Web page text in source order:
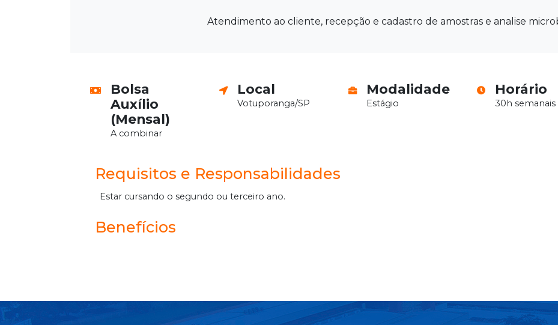
Atendimento ao cliente, recepção e cadastro de amostras e analise
Bolsa
Auxílio
(Mensal)
A combinar
Local
Votuporanga/SP
Modalidade
Estágio
Horário
30h semanais
Requisitos e Responsabilidades
Estar cursando o segundo ou terceiro ano.
Benefícios